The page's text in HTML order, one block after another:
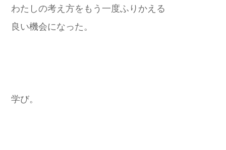
わたしの考え方をもう一度ふりかえる
良い機会になった。
学び。